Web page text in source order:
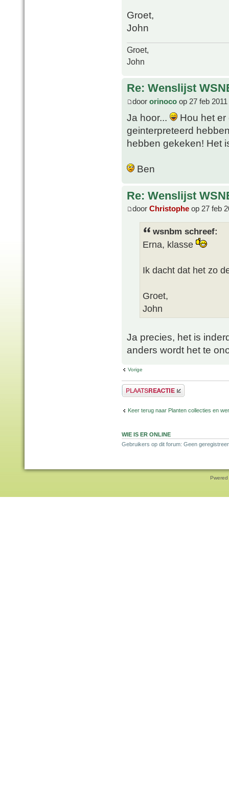
Groet,
John
Groet,
John
Re: Wenslijst
door orinoco op 27 feb
Ja hoor...
Hou het
geinterpreteerd
hebben gekeken! Het
Ben
Re: Wenslijst
door Christophe op 27 feb
wsnbm schreef:
Erna, klasse
Ik dacht dat het zo
Groet,
John
Ja precies, het is
anders wordt het te
Vorige
Plaats een reactie
Keer terug naar Planten collecties en
WIE IS ER ONLINE
Gebruikers op dit forum: Geen